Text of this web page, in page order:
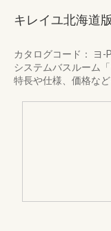
キレイユ北海道
カタログコード： ヨ-
システムバスルーム
特長や仕様、価格な